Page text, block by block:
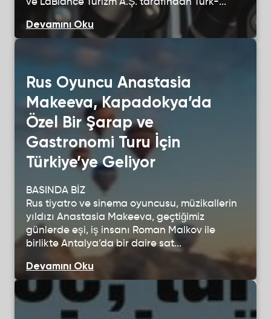
Devamını Oku
Rus Oyuncu Anastasia
Makeeva, Kapadokya’da
Özel Bir Şarap ve
Gastronomi Turu İçin
Türkiye’ye Geliyor
BASINDA BİZ
Rus tiyatro ve sinema oyuncusu, müzikallerin
yıldızı Anastasia Makeeva, geçtiğimiz
günlerde eşi, iş insanı Roman Malkov ile
birlikte Antalya’da bir daire sat...
Devamını Oku
NEDEN LABIANCE
ŞİRKET İMGESİ
İLETİŞİM